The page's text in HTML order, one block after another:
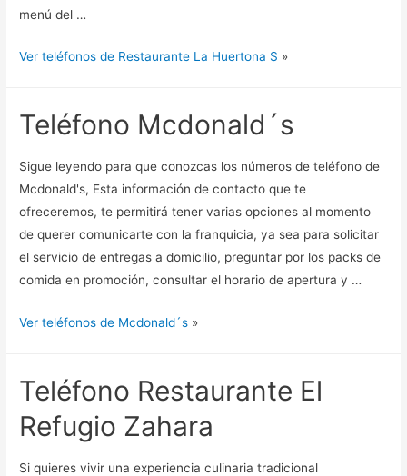
menú del …
Ver teléfonos de Restaurante La Huertona S »
Teléfono Mcdonald´s
Sigue leyendo para que conozcas los números de teléfono de
Mcdonald's, Esta información de contacto que te
ofreceremos, te permitirá tener varias opciones al momento
de querer comunicarte con la franquicia, ya sea para solicitar
el servicio de entregas a domicilio, preguntar por los packs de
comida en promoción, consultar el horario de apertura y …
Ver teléfonos de Mcdonald´s »
Teléfono Restaurante El
Refugio Zahara
Si quieres vivir una experiencia culinaria tradicional